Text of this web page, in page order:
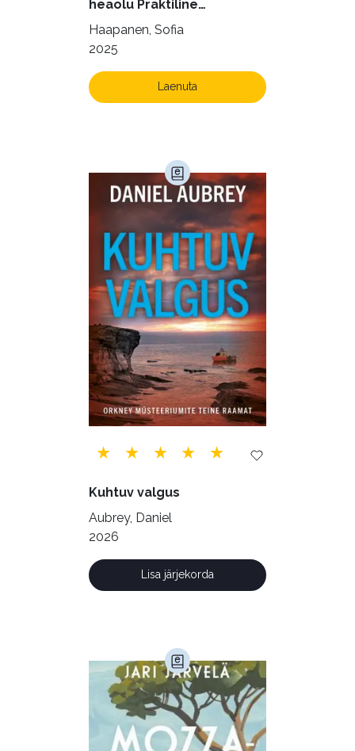
Kultuur ja teadus (45)
Kunst ja looming (86)
Laste- ja noortekirjandus (581)
Maamajandus (24)
Majandus (34)
Perioodika (15)
Psühholoogia (184)
Rahandus (46)
Religioon (107)
Siseturvalisus (34)
Sport (52)
Tehnika (6)
Telekommunikatsioon (9)
Tervis (147)
Transport (8)
Ulme ja fantaasia (244)
heaolu Praktiline
käsiraamat sujuvaks ja
rahuldust pakkuvaks
Haapanen, Sofia
2025
Laenuta
Kuhtuv valgus
Aubrey, Daniel
2026
Lisa järjekorda